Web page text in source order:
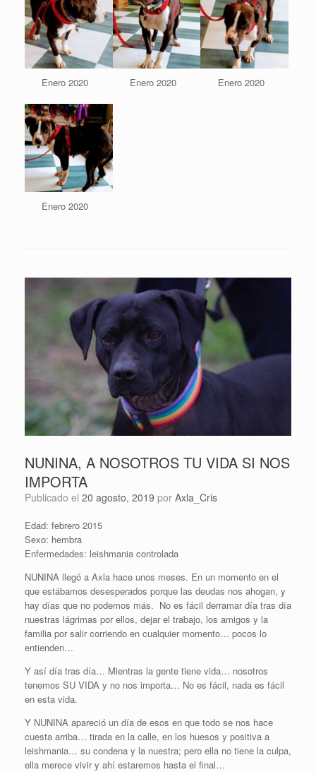
Enero 2020 Enero 2020 Enero 2020
Enero 2020
NUNINA, A NOSOTROS TU VIDA SI NOS
IMPORTA
Publicado el 20 agosto, 2019 por Axla_Cris
Edad: febrero 2015
Sexo: hembra
Enfermedades: leishmania controlada
NUNINA llegó a Axla hace unos meses. En un momento en el
que estábamos desesperados porque las deudas nos ahogan, y
hay días que no podemos más. No es fácil derramar día tras día
nuestras lágrimas por ellos, dejar el trabajo, los amigos y la
familia por salir corriendo en cualquier momento… pocos lo
entienden…
Y así día tras día… Mientras la gente tiene vida… nosotros
tenemos SU VIDA y no nos importa… No es fácil, nada es fácil
en esta vida.
Y NUNINA apareció un día de esos en que todo se nos hace
cuesta arriba… tirada en la calle, en los huesos y positiva a
leishmania… su condena y la nuestra; pero ella no tiene la culpa,
ella merece vivir y ahí estaremos hasta el final…